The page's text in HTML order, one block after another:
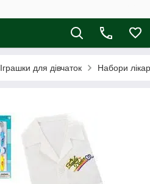
Іграшки для дівчаток Набори